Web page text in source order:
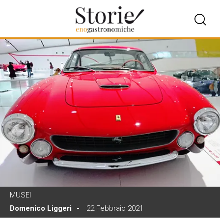
MUSEI
Domenico Liggeri
22 Febbraio 2021